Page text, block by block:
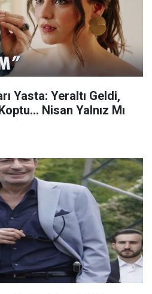
Yasta: Yeraltı Geldi,
Nisan Yalnız Mı